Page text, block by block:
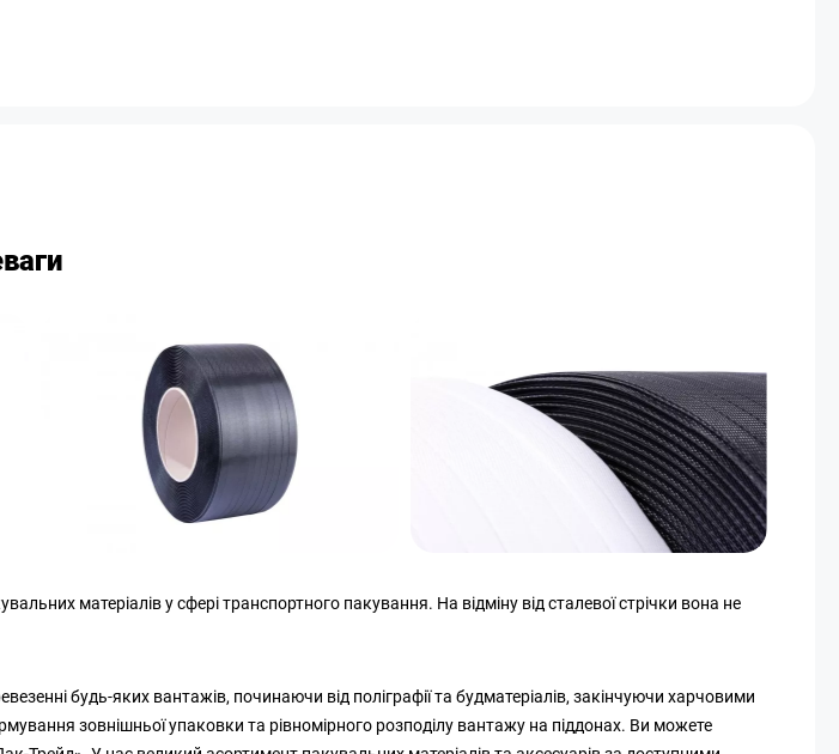
матеріалів у сфері транспортного пакування. На відміну від сталевої стрічки вона не
будь-яких вантажів, починаючи від поліграфії та будматеріалів, закінчуючи харчовими
зовнішньої упаковки та рівномірного розподілу вантажу на піддонах. Ви можете